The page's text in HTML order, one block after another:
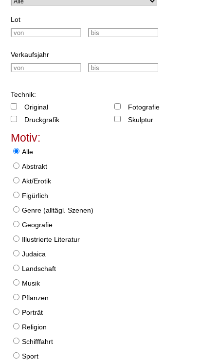
Lot
Verkaufsjahr
Technik:
Original
Druckgrafik
Fotografie
Skulptur
Motiv:
Alle
Abstrakt
Akt/Erotik
Figürlich
Genre (alltägl. Szenen)
Geografie
Illustrierte Literatur
Judaica
Landschaft
Musik
Pflanzen
Porträt
Religion
Schifffahrt
Sport